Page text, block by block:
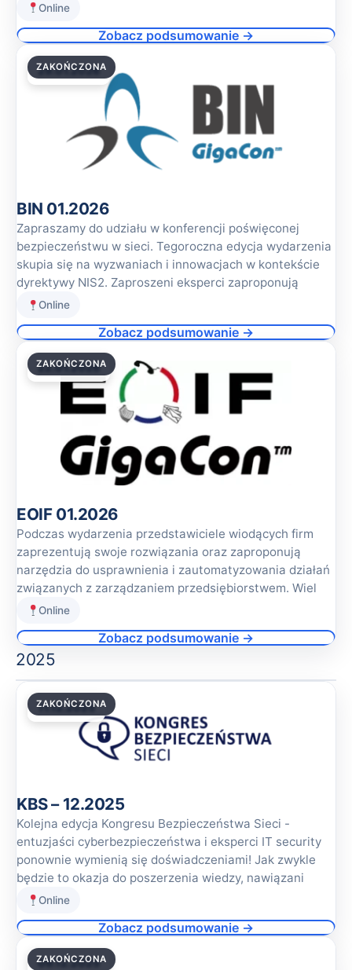
Online
Zobacz podsumowanie →
29.01.2026
ZAKOŃCZONA
BIN 01.2026
Zapraszamy do udziału w konferencji poświęconej
bezpieczeństwu w sieci. Tegoroczna edycja wydarzenia
skupia się na wyzwaniach i innowacjach w kontekście
dyrektywy NIS2. Zaproszeni eksperci zaproponują
Online
Zobacz podsumowanie →
22.01.2026
ZAKOŃCZONA
EOIF 01.2026
Podczas wydarzenia przedstawiciele wiodących firm
zaprezentują swoje rozwiązania oraz zaproponują
narzędzia do usprawnienia i zautomatyzowania działań
związanych z zarządzaniem przedsiębiorstwem. Wiel
Online
Zobacz podsumowanie →
2025
11.12.2025
ZAKOŃCZONA
KBS – 12.2025
Kolejna edycja Kongresu Bezpieczeństwa Sieci -
entuzjaści cyberbezpieczeństwa i eksperci IT security
ponownie wymienią się doświadczeniami! Jak zwykle
będzie to okazja do poszerzenia wiedzy, nawiązani
Online
Zobacz podsumowanie →
09.12.2025
ZAKOŃCZONA